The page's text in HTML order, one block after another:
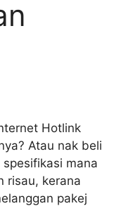
Hotlink
Atau nak beli
mana
risau, kerana
pakej